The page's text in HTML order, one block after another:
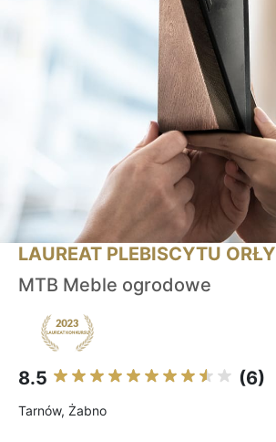
LAUREAT PLEBISCYTU ORŁY
MTB Meble ogrodowe
8.5 (6)
Tarnów, Żabno